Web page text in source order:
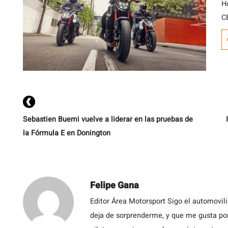
Sebastien Buemi vuelve a liderar en las pruebas de
la Fórmula E en Donington
Felipe Gana
Editor Área Motorsport Sigo el
deja de sorprenderme, y que me gusta